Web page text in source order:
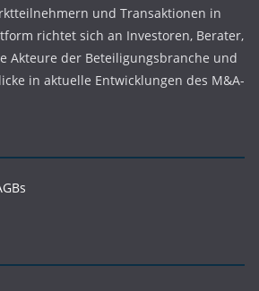
und Transaktionen in
richtet sich an Investoren, Berater,
Akteure der Beteiligungsbranche und
in aktuelle Entwicklungen des M&A-